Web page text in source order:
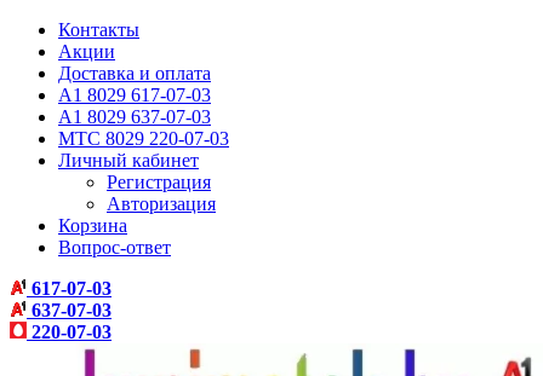
Контакты
Акции
Доставка и оплата
A1 8029 617-07-03
A1 8029 637-07-03
МТС 8029 220-07-03
Личный кабинет
Регистрация
Авторизация
Корзина
Вопрос-ответ
617-07-03
637-07-03
220-07-03